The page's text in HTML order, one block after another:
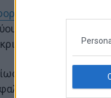
με τρόπο μόνιμο
προβλέπεται:
κατά μια 1